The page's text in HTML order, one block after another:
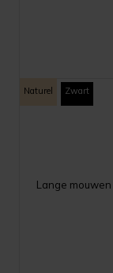
Naturel Zwart
Lange